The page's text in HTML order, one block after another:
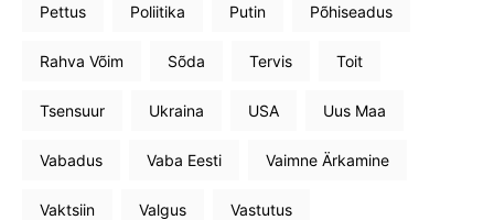
Pettus Poliitika Putin Põhiseadus
Rahva Võim Sõda Tervis Toit
Tsensuur Ukraina USA Uus Maa
Vabadus Vaba Eesti Vaimne Ärkamine
Vaktsiin Valgus Vastutus